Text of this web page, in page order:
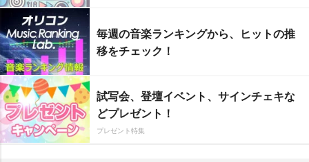
毎週の音楽ランキングから、ヒットの推
移をチェック！
試写会、登壇イベント、サインチェキな
どプレゼント！
プレゼント特集